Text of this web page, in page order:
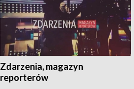
Zdarzenia, magazyn
reporterów